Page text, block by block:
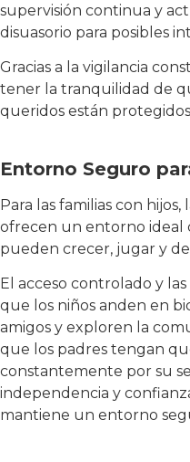
supervisión continua y
disuasorio para posibles
Gracias a la vigilancia
tener la tranquilidad de
queridos están
Entorno Seguro
Para las familias con
ofrecen un entorno ideal
pueden crecer, jugar y
El acceso controlado y
que los niños anden en
amigos y exploren la
que los padres tengan
constantemente por su
independencia y
mantiene un entorno